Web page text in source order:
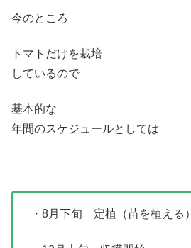
今のところ
トマトだけを栽培
しているので
基本的な
年間のスケジュールとしては
・8月下旬 定植（苗を植える）